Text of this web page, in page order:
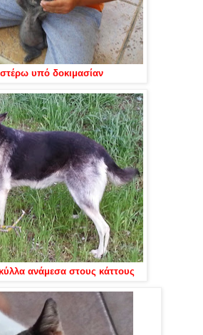
υπό δοκιμασίαν
ανάμεσα στους κάττους